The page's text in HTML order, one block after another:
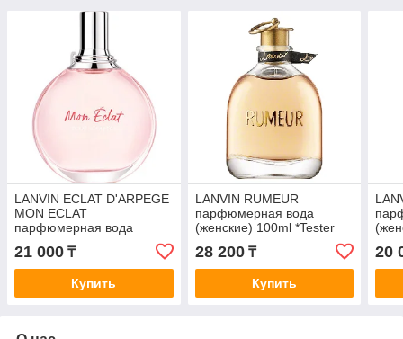
LANVIN ECLAT D'ARPEGE
MON ECLAT
парфюмерная вода
(женские) 100ml
21 000 ₸
Купить
LANVIN RUMEUR
парфюмерная вода
(женские) 100ml *Tester
28 200₸
Купить
20